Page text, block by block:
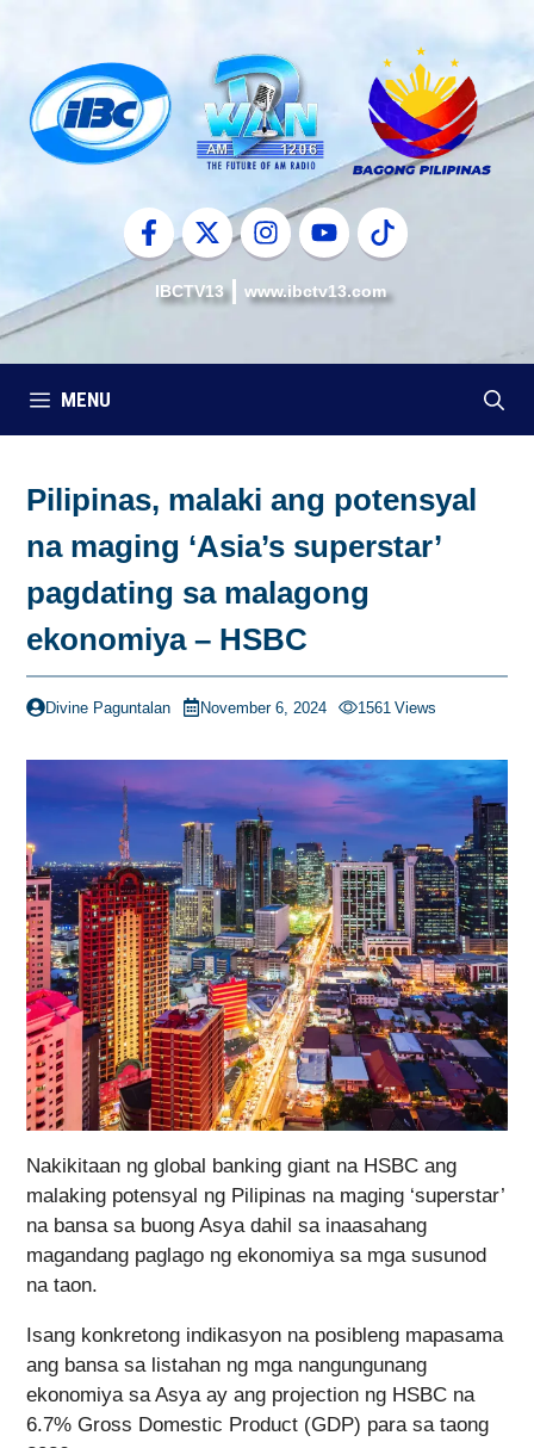
content
IBCTV13 www.ibctv13.com
MENU
Pilipinas, malaki ang potensyal
na maging ‘Asia’s superstar’
pagdating sa malagong
ekonomiya – HSBC
Divine Paguntalan November 6, 2024 1561 Views
Nakikitaan ng global banking giant na HSBC ang
malaking potensyal ng Pilipinas na maging ‘superstar’
na bansa sa buong Asya dahil sa inaasahang
magandang paglago ng ekonomiya sa mga susunod
na taon.
Isang konkretong indikasyon na posibleng mapasama
ang bansa sa listahan ng mga nangungunang
ekonomiya sa Asya ay ang projection ng HSBC na
6.7% Gross Domestic Product (GDP) para sa taong